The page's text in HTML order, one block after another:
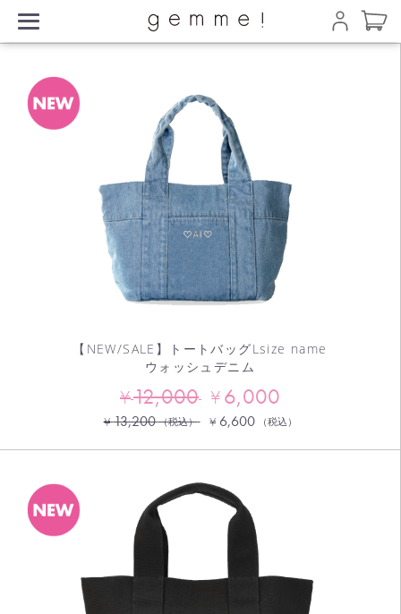
【NEW/SALE】トートバッグLsize name
ウォッシュデニム
¥12,000 ¥6,000
¥13,200 （税込） ¥ 6,600 （税込）